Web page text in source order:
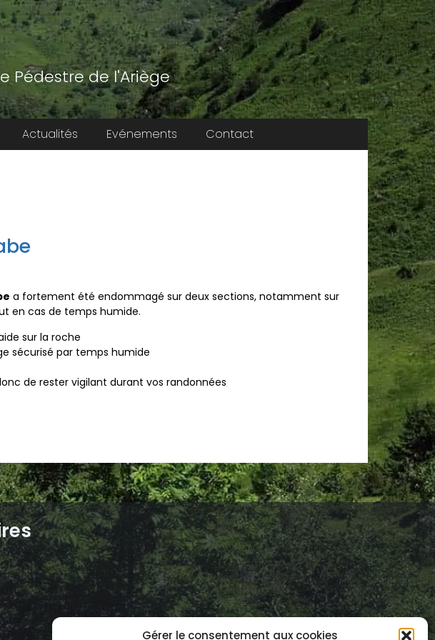
Gérer le consentement aux cookies
Pédestre de l'Ariège
Actualités Evénements Contact
a fortement été endommagé sur deux sections, notamment sur
en cas de temps humide.
sur la roche
sécurisé par temps humide
de rester vigilant durant vos randonnées